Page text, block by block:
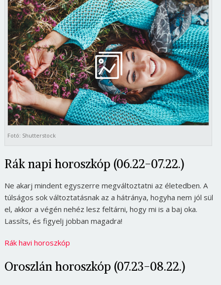
Fotó: Shutterstock
Rák napi horoszkóp (06.22-07.22.)
Ne akarj mindent egyszerre megváltoztatni az életedben. A
túlságos sok változtatásnak az a hátránya, hogyha nem jól sül
el, akkor a végén nehéz lesz feltárni, hogy mi is a baj oka.
Lassíts, és figyelj jobban magadra!
Rák havi horoszkóp
Oroszlán horoszkóp (07.23-08.22.)